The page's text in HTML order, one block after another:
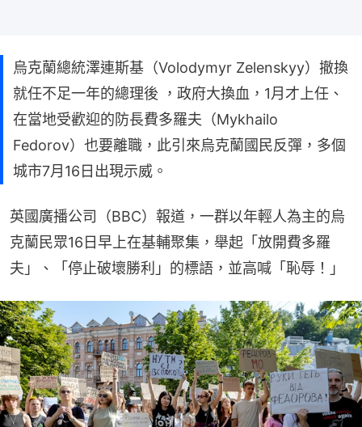
烏克蘭總統澤連斯基（Volodymyr Zelenskyy）撤換
就任不足一年的總理後 ，政府大換血，1月才上任、
在當地受歡迎的防長費多羅夫（Mykhailo
Fedorov）也要離職，此引來烏克蘭國民反彈，多個
城市7月16日出現示威。
英國廣播公司（BBC）報道，一群以年輕人為主的烏
克蘭民眾16日早上在基輔聚集，舉起「放開費多羅
夫」、「停止破壞勝利」的標語，並高喊「恥辱！」